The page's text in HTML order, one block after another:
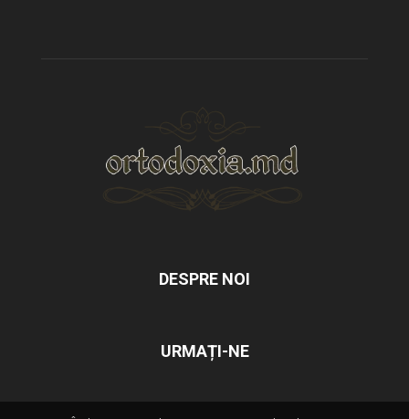
DESPRE NOI
URMAȚI-NE